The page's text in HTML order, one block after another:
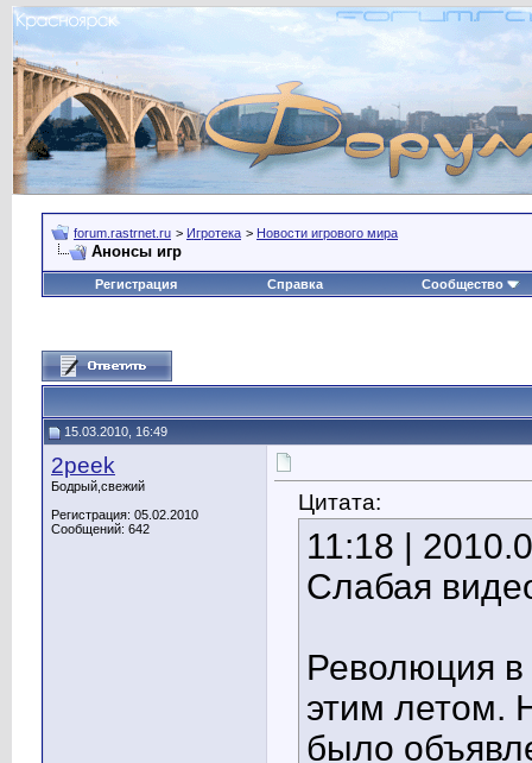
forum.rastrnet.ru > Игротека > Новости игрового мира
Анонсы игр
Регистрация Справка Сообщество
15.03.2010, 16:49
2peek
Бодрый,свежий
Регистрация: 05.02.2010
Сообщений: 642
Цитата:
11:18 |
Слабая
Революция в
этим летом.
было